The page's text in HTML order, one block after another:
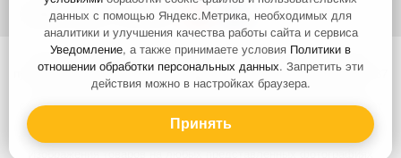
Задать вопрос Контакты
Интернет-сайт носит информационный характер и не является
публичной офертой, которая определяется положениями статьи 437
Гражданского кодекса РФ. Информация о характеристиках и
стоимости товаров, указанных на сайте, условия доставки может
быть изменена в одностороннем порядке. Информация по ценам,
может отличаться от фактической, к моменту оформления заказа.
данных с помощью Яндекс.Метрика, необходимых для
аналитики и улучшения качества работы сайта и сервиса
Уведомление, а также принимаете условия Политики в
отношении обработки персональных данных. Запретить эти
действия можно в настройках браузера.
Принять